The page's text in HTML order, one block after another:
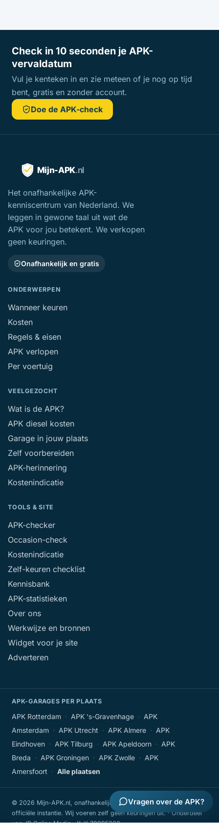
Check in 10 seconden je APK-
vervaldatum
Vul je kenteken in en zie meteen of je nog op tijd
bent, gratis en zonder account.
Doe de APK-check
Het onafhankelijke APK-
kenniscentrum van Nederland. We
leggen in gewone taal uit wat de
APK voor jou betekent. We verkopen
geen keuringen.
Onafhankelijk en gratis
ONDERWERPEN
Wanneer keuren
Kosten
Regels & eisen
APK verlopen
Per voertuig
VEELGEZOCHT
Wat is de APK?
APK diesel kosten
Garage in jouw plaats
Zelf voorbereiden
APK-herinnering
Kostenindicatie
TOOLS & SITE
APK-checker
Occasion-check
Kostenindicatie
Zelf-keuren checklist
Kennisbank
APK-statistieken
Over ons
Werkwijze en bronnen
Widget voor je site
Adverteren
APK-GARAGES PER PLAATS
APK Rotterdam · APK 's-Gravenhage · APK
Amsterdam · APK Utrecht · APK Almere · APK
Eindhoven · APK Tilburg · APK Apeldoorn · APK
Breda · APK Groningen · APK Zwolle · APK
Amersfoort · Alle plaatsen
© 2026 Mijn-APK.nl, onafhankelijke voorlichtingssite, geen
officiële instantie. Wij voeren zelf geen keuringen uit. · Onderdeel
Vragen over de APK?